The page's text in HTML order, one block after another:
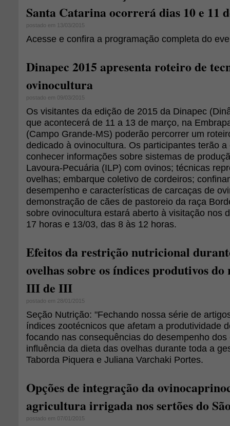
Santa Catarina ocorrerá dias 10 e 11
postado em 13/03/2015
Acesse e confira a programação completa do
Dinapec 2015 apresenta roteiro de
ovinocultura
postado em 09/03/2015
Os visitantes da edição de 2015 da Dinapec
que acontecerá de 11 a 13 de março, na
(Campo Grande-MS) poderão percorrer um
dedicado à ovinocultura. Os participantes terão
conhecer informações sobre sistemas de
Lavoura-Pecuária (ILP) com ovinos; técnicas
ovelhas; embarque coletivo de cordeiros;
desempenho e características de carcaças de
demonstração de cães de pastoreio da raça
sobre ovinocultura estará aberto à visitação nos
17 horas e 13/03, das 8 às 12 horas.
Efeitos da restrição nutricional
ovelhas sobre os índices produtivos
III de III
postado em 28/01/2015
Seção Nutrição: "Fechando nossa série de
índices zootécnicos que afetam a produtividade
focando nas consequências do desempenho
influência da dieta das ovelhas durante toda a
Taborda Piquera e Juliana Varchaki Portes.
Opções de integração da
agricultura irrigada nos sertões do
postado em 07/01/2015